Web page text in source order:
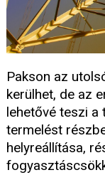
Pakson az
kerülhet, de az
lehetővé teszi a
termelést
helyreállítása,